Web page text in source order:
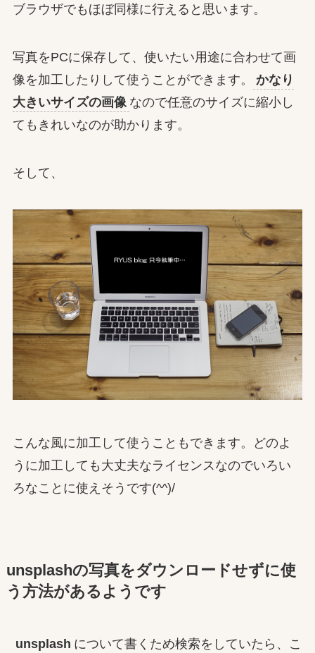
ブラウザでもほぼ同様に行えると思います。
写真をPCに保存して、使いたい用途に合わせて画
像を加工したりして使うことができます。
かなり
大きいサイズの画像 なので任意のサイズに縮小し
てもきれいなのが助かります。
そして、
こんな風に加工して使うこともできます。どのよ
うに加工しても大丈夫なライセンスなのでいろい
ろなことに使えそうです(^^)/
unsplashの写真をダウンロードせずに使
う方法があるようです
unsplash について書くため検索をしていたら、こ